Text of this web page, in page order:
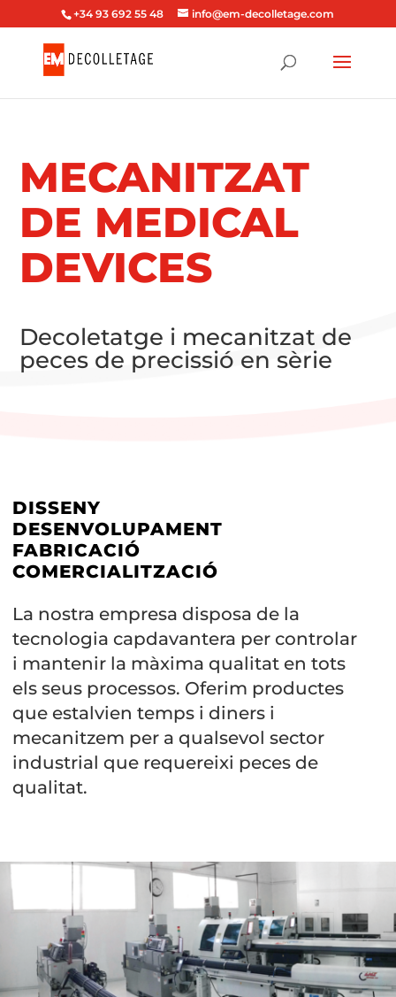
+34 93 692 55 48 info@em-decolletage.com
MECANITZAT
DE MEDICAL
DEVICES
Decoletatge i mecanitzat de
peces de precissió en sèrie
DISSENY
DESENVOLUPAMENT
FABRICACIÓ
COMERCIALITZACIÓ
La nostra empresa disposa de la
tecnologia capdavantera per controlar
i mantenir la màxima qualitat en tots
els seus processos. Oferim productes
que estalvien temps i diners i
mecanitzem per a qualsevol sector
industrial que requereixi peces de
qualitat.